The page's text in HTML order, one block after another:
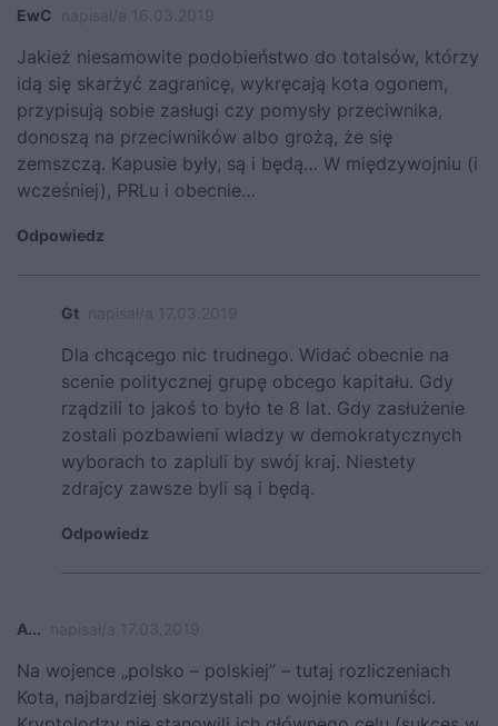
EwC
Jakież niesamowite podobieństwo do totalsów, którzy
idą się skarżyć zagranicę, wykręcają kota ogonem,
przypisują sobie zasługi czy pomysły przeciwnika,
donoszą na przeciwników albo grożą, że się
zemszczą. Kapusie były, są i będą… W międzywojniu (i
wcześniej), PRLu i obecnie…
Odpowiedz
Gt
Dla chcącego nic trudnego. Widać obecnie na
scenie politycznej grupę obcego kapitału. Gdy
rządzili to jakoś to było te 8 lat. Gdy zasłużenie
zostali pozbawieni wladzy w demokratycznych
wyborach to zapluli by swój kraj. Niestety
zdrajcy zawsze byli są i będą.
Odpowiedz
A...
Na wojence „polsko – polskiej” – tutaj rozliczeniach
Kota, najbardziej skorzystali po wojnie komuniści.